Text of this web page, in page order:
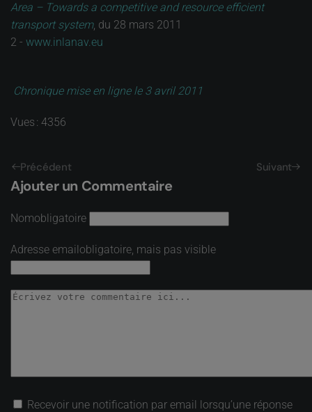
Area – Towards a competitive and resource efficient
transport system, du 28 mars 2011
2 - www.inlanav.eu
Chronique mise en ligne le 3 avril 2011
Vues : 4356
Précédent Suivant
Ajouter un Commentaire
Nomobligatoire
Adresse emailobligatoire, mais pas visible
Recevoir une notification par email lorsqu’une réponse